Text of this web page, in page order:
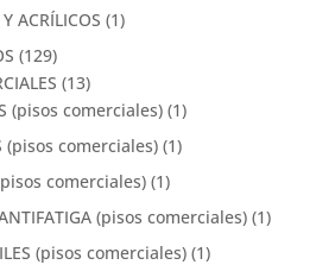
ACRÍLICOS (1)
(129)
(13)
(pisos comerciales) (1)
(pisos comerciales) (1)
comerciales) (1)
(pisos comerciales) (1)
(pisos comerciales) (1)